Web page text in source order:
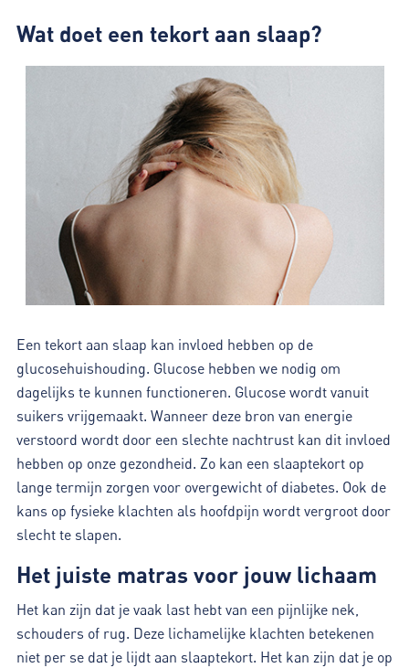
Wat doet een tekort aan slaap?
Een tekort aan slaap kan invloed hebben op de
glucosehuishouding. Glucose hebben we nodig om
dagelijks te kunnen functioneren. Glucose wordt vanuit
suikers vrijgemaakt. Wanneer deze bron van energie
verstoord wordt door een slechte nachtrust kan dit invloed
hebben op onze gezondheid. Zo kan een slaaptekort op
lange termijn zorgen voor overgewicht of diabetes. Ook de
kans op fysieke klachten als hoofdpijn wordt vergroot door
slecht te slapen.
Het juiste matras voor jouw lichaam
Het kan zijn dat je vaak last hebt van een pijnlijke nek,
schouders of rug. Deze lichamelijke klachten betekenen
niet per se dat je lijdt aan slaaptekort. Het kan zijn dat je op